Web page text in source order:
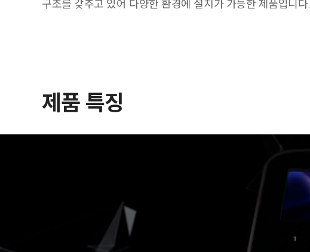
구조를 갖추고 있어 다양한 환경에 설치가 가능한 제품입니다.
제품 특징